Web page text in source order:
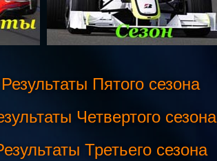
Результаты Пятого сезона
Четвертого сезона
Третьего сезона